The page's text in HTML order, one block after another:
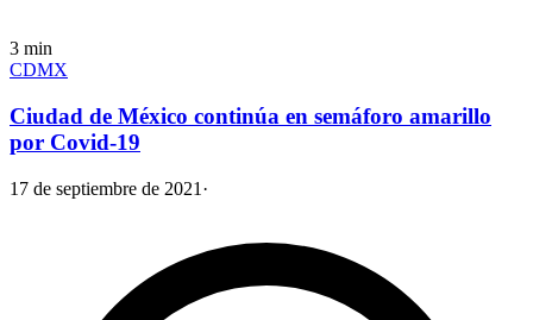
3 min
CDMX
Ciudad de México continúa en semáforo amarillo
por Covid-19
17 de septiembre de 2021 ·